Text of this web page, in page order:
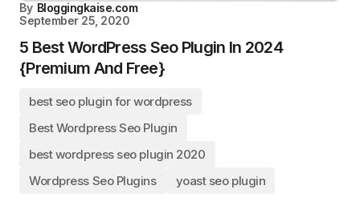
By Bloggingkaise.com
September 25, 2020
5 Best WordPress Seo Plugin In 2024
{Premium And Free}
best seo plugin for wordpress
Best Wordpress Seo Plugin
best wordpress seo plugin 2020
Wordpress Seo Plugins
yoast seo plugin